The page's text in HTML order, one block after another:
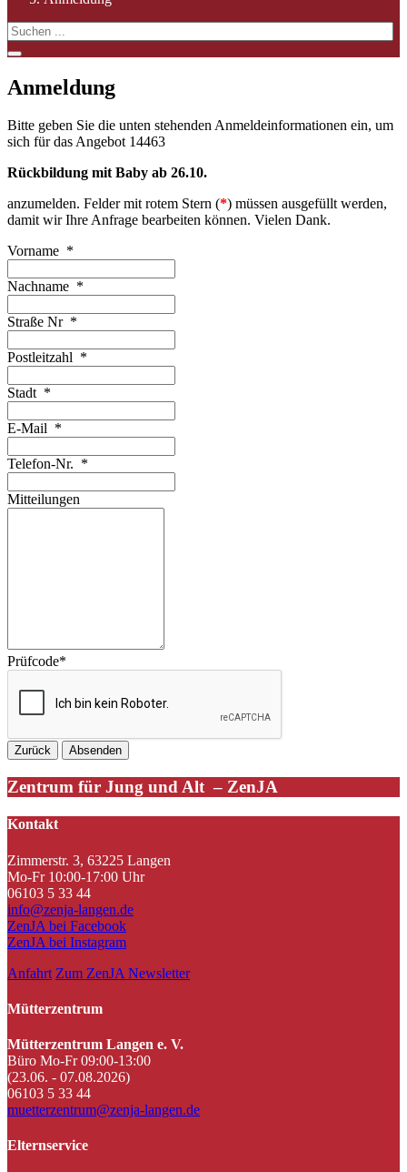
Anmeldung
Bitte geben Sie die unten stehenden Anmeldeinformationen ein, um
sich für das Angebot 14463
Rückbildung mit Baby ab 26.10.
anzumelden. Felder mit rotem Stern (*) müssen ausgefüllt werden,
damit wir Ihre Anfrage bearbeiten können. Vielen Dank.
Vorname *
Nachname *
Straße Nr *
Postleitzahl *
Stadt *
E-Mail *
Telefon-Nr. *
Mitteilungen
Prüfcode*
Zentrum für Jung und Alt – ZenJA
Kontakt
Zimmerstr. 3, 63225 Langen
Mo-Fr 10:00-17:00 Uhr
06103 5 33 44
info@zenja-langen.de
ZenJA bei Facebook
ZenJA bei Instagram
Anfahrt Zum ZenJA Newsletter
Mütterzentrum
Mütterzentrum Langen e. V.
Büro Mo-Fr 09:00-13:00
(23.06. - 07.08.2026)
06103 5 33 44
muetterzentrum@zenja-langen.de
Elternservice